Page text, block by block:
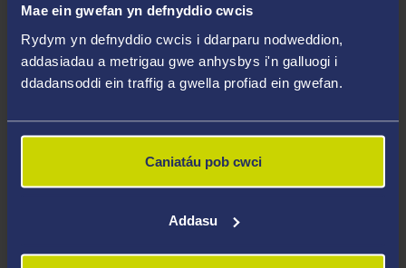
Mae ein gwefan yn defnyddio cwcis
Rydym yn defnyddio cwcis i ddarparu nodweddion,
addasiadau a metrigau gwe anhysbys i'n galluogi i
ddadansoddi ein traffig a gwella profiad ein gwefan.
Caniatáu pob cwci
Addasu
Gwyddor Gofal Iechyd
Nyrsio a Bydwreigiaeth
Therapi Galwedigaethol